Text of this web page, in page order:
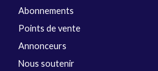
Abonnements
Points de vente
Annonceurs
Nous soutenir